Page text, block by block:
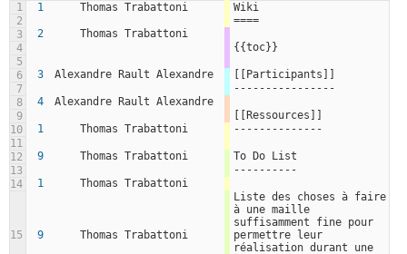
1 1 Thomas Trabattoni
Wiki
2
====
3
2
Thomas Trabattoni
4
{{toc}}
5
6
3 Alexandre Rault Alexandre
[[Participants]]
7
----------------
8
4
Alexandre Rault Alexandre
9
[[Ressources]]
10
1 Thomas Trabattoni
--------------
11
12
9 Thomas Trabattoni
To Do List
13
----------
14
1 Thomas Trabattoni
15 9 Thomas Trabattoni
Liste des choses à faire
à une maille
suffisamment fine pour
permettre leur
réalisation durant une